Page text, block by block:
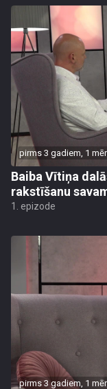
pirms 3 gadiem, 1
Baiba Vītiņa
rakstīšanu
1. epizode
pirms 3 gadiem, 1